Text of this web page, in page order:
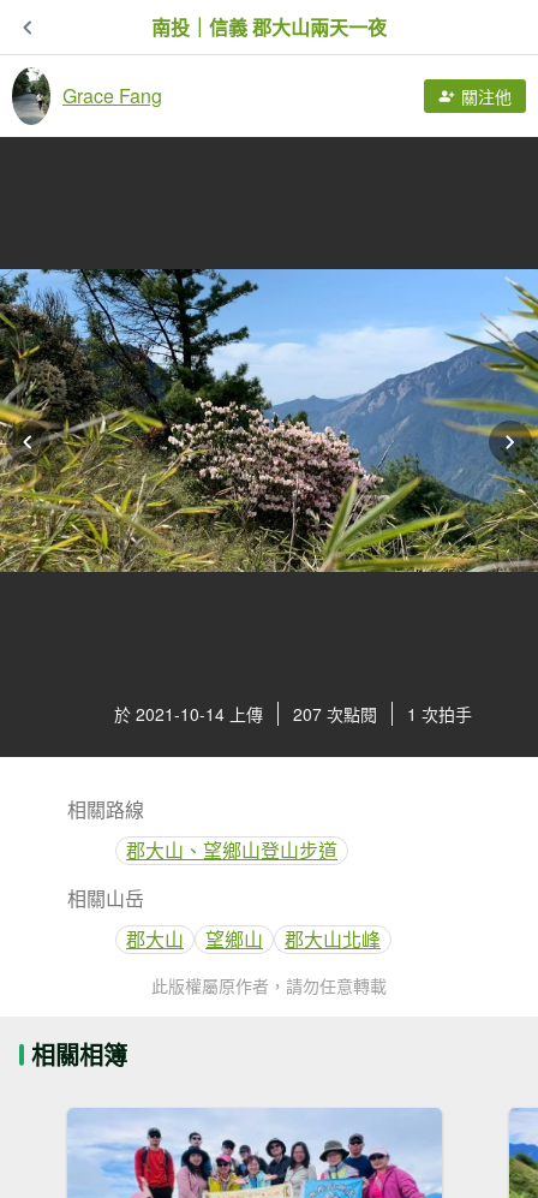
南投｜信義 郡大山兩天一夜
Grace Fang 關注他
於 2021-10-14 上傳 207 次點閱 1 次拍手
相關路線
郡大山、望鄉山登山步道
相關山岳
郡大山
望鄉山 郡大山北峰
此版權屬原作者，請勿任意轉載
相關相簿